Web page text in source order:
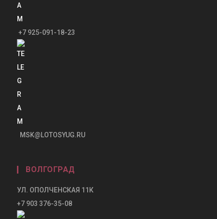
+7 925-091-18-23
MSK@LOTOSYUG.RU
ВОЛГОГРАД
УЛ. ОПОЛЧЕНСКАЯ 11К
+7 903 376-35-08